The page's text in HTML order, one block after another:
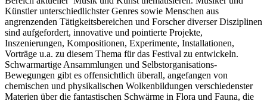
Künstler unterschiedlichster Genres sowie Menschen aus
angrenzenden Tätigkeitsbereichen und Forscher diverser Disziplinen
sind aufgefordert, innovative und pointierte Projekte,
Inszenierungen, Kompositionen, Experimente, Installationen,
Vorträge u.a. zu diesem Thema für das Festival zu entwickeln.
Schwarmartige Ansammlungen und Selbstorganisations-
Bewegungen gibt es offensichtlich überall, angefangen von
chemischen und physikalischen Wolkenbildungen verschiedenster
Materien über die fantastischen Schwärme in Flora und Fauna, die